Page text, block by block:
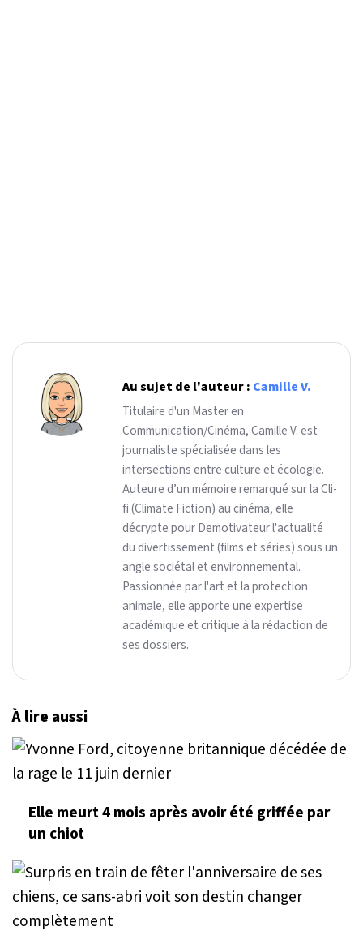
Au sujet de l'auteur : Camille V.
Titulaire d'un Master en
Communication/Cinéma, Camille V. est
journaliste spécialisée dans les
intersections entre culture et écologie.
Auteure d’un mémoire remarqué sur la Cli-
fi (Climate Fiction) au cinéma, elle
décrypte pour Demotivateur l'actualité
du divertissement (films et séries) sous un
angle sociétal et environnemental.
Passionnée par l'art et la protection
animale, elle apporte une expertise
académique et critique à la rédaction de
ses dossiers.
À lire aussi
Elle meurt 4 mois après avoir été griffée par
un chiot